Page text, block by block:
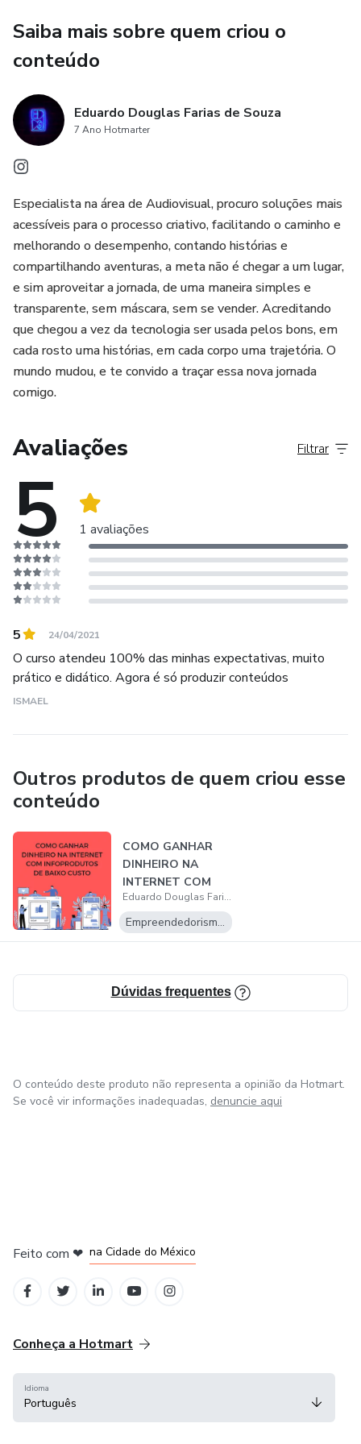
Te espero do outro lado...
Saiba mais sobre quem criou o
conteúdo
Eduardo Douglas Farias de Souza
7 Ano Hotmarter
Especialista na área de Audiovisual, procuro soluções mais
acessíveis para o processo criativo, facilitando o caminho e
melhorando o desempenho, contando histórias e
compartilhando aventuras, a meta não é chegar a um lugar,
e sim aproveitar a jornada, de uma maneira simples e
transparente, sem máscara, sem se vender. Acreditando
que chegou a vez da tecnologia ser usada pelos bons, em
cada rosto uma histórias, em cada corpo uma trajetória. O
mundo mudou, e te convido a traçar essa nova jornada
comigo.
Avaliações
5 1 avaliações
Filtrar
5 24/04/2021
O curso atendeu 100% das minhas expectativas, muito
prático e didático. Agora é só produzir conteúdos
ISMAEL
Outros produtos de quem criou esse
conteúdo
COMO GANHAR
DINHEIRO NA
INTERNET COM
INFOPRODUTOS
DE BAIXO C...
Eduardo Douglas Farias de Souza
Empreendedorismo Digital
Dúvidas frequentes
O conteúdo deste produto não representa a opinião da Hotmart.
Se você vir informações inadequadas, denuncie aqui
Feito com ❤ na Cidade do México
Conheça a Hotmart
Idioma
Português